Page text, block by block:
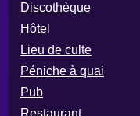
Discothèque
Hôtel
Lieu de culte
Péniche à quai
Pub